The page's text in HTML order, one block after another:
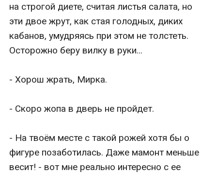
на строгой диете, считая листья салата, но
эти двое жрут, как стая голодных, диких
кабанов, умудряясь при этом не толстеть.
Осторожно беру вилку в руки...
- Хорош жрать, Мирка.
- Скоро жопа в дверь не пройдет.
- На твоём месте с такой рожей хотя бы о
фигуре позаботилась. Даже мамонт меньше
весит! - вот мне реально интересно с ее